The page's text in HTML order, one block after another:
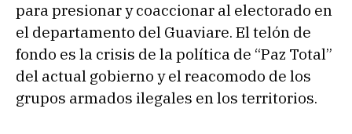
para presionar y coaccionar al electorado en
el departamento del Guaviare. El telón de
fondo es la crisis de la política de “Paz Total”
del actual gobierno y el reacomodo de los
grupos armados ilegales en los territorios.